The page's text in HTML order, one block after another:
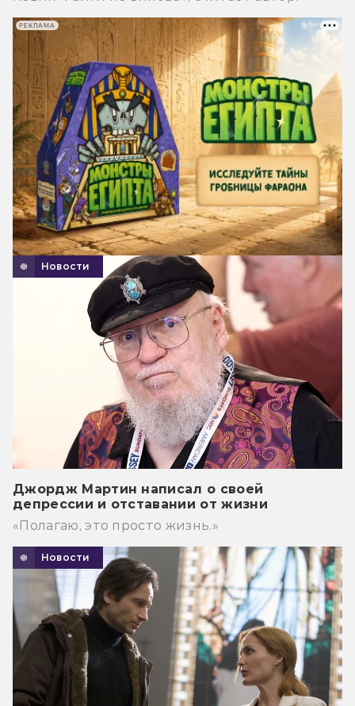
Новости
Джордж Мартин написал о своей
депрессии и отставании от жизни
«Полагаю, это просто жизнь.»
Новости
РЕКЛАМА